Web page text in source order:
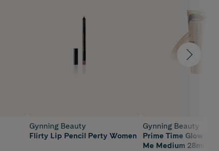
Gynning Beauty
Flirty Lip Pencil Perty Women
Gynning Beauty
Prime Time Glow
Me Medium 28ml